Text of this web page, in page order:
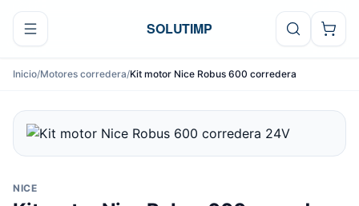
Ir al contenido
SOLUTIMP
Inicio/Motores corredera/Kit motor Nice Robus 600 corredera
NICE